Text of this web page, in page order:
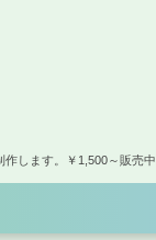
作します。￥1,500～販売